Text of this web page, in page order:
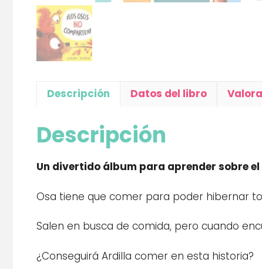
Descripción Datos del libro
Descripción
Un divertido álbum para aprender sobre
Osa tiene que comer para poder hibernar
Salen en busca de comida, pero cuando
¿Conseguirá Ardilla comer en esta historia?